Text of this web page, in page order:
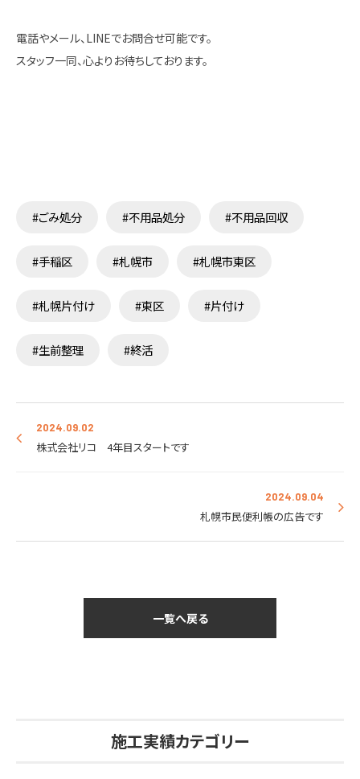
電話やメール、LINEでお問合せ可能です。
スタッフ一同、心よりお待ちしております。
#ごみ処分 #不用品処分 #不用品回収
#手稲区 #札幌市 #札幌市東区
#札幌片付け #東区 #片付け
#生前整理 #終活
2024.09.02
株式会社リコ 4年目スタートです
2024.09.04
札幌市民便利帳の広告です
一覧へ戻る
施工実績カテゴリー